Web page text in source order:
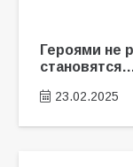
Героями не
23.02.2025